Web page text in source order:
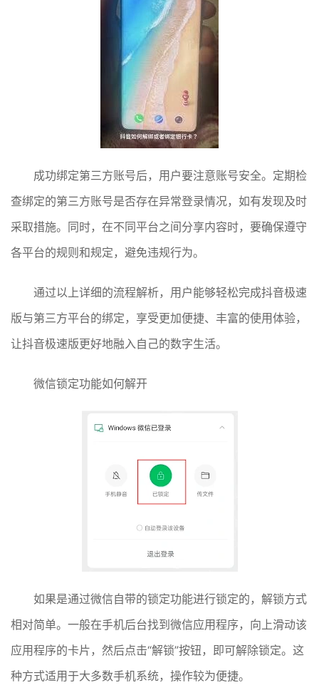
成功绑定第三方账号后，用户要注意账号安全。定期检
查绑定的第三方账号是否存在异常登录情况，如有发现及时
采取措施。同时，在不同平台之间分享内容时，要确保遵守
各平台的规则和规定，避免违规行为。
通过以上详细的流程解析，用户能够轻松完成抖音极速
版与第三方平台的绑定，享受更加便捷、丰富的使用体验，
让抖音极速版更好地融入自己的数字生活。
微信锁定功能如何解开
如果是通过微信自带的锁定功能进行锁定的，解锁方式
相对简单。一般在手机后台找到微信应用程序，向上滑动该
应用程序的卡片，然后点击“解锁”按钮，即可解除锁定。这
种方式适用于大多数手机系统，操作较为便捷。